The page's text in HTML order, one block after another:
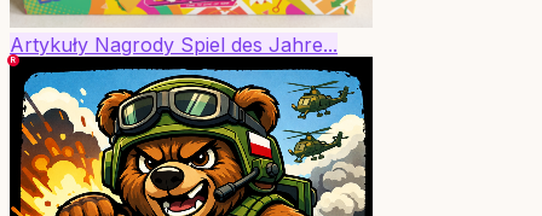
Artykuły Nagrody Spiel des Jahre...